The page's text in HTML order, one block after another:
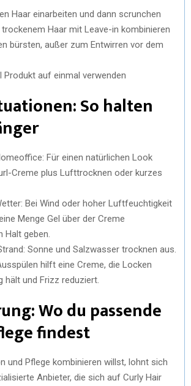
Haar einarbeiten und dann scrunchen
trockenem Haar mit Leave-in kombinieren
bürsten, außer zum Entwirren vor dem
Produkt auf einmal verwenden
So halten
Für einen natürlichen Look
Creme plus Lufttrocknen oder kurzes
Bei Wind oder hoher Luftfeuchtigkeit
Menge Gel über der Creme
Halt geben.
Sonne und Salzwasser trocknen aus.
hilft eine Creme, die Locken
hält und Frizz reduziert.
Wo du passende
findest
und Pflege kombinieren willst, lohnt sich
Anbieter, die sich auf Curly Hair